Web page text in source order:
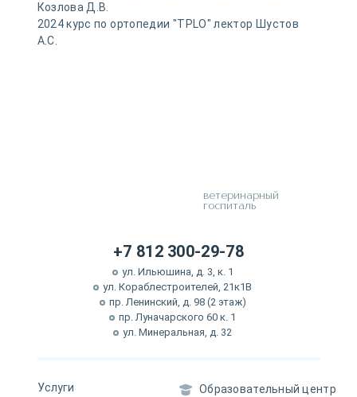
Козлова Д.В.
2024 курс по ортопедии "TPLO" лектор Шустов
А.С.
ветеринарный
госпиталь
+7 812 300-29-78
ул. Ильюшина, д. 3, к. 1
ул. Кораблестроителей, 21к1В
пр. Ленинский, д. 98 (2 этаж)
пр. Луначарского 60 к. 1
ул. Минеральная, д. 32
Услуги
Образовательный центр